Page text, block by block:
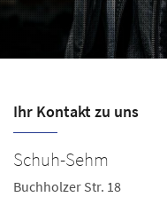
Ihr Kontakt zu uns
Schuh-Sehm
Buchholzer Str. 18